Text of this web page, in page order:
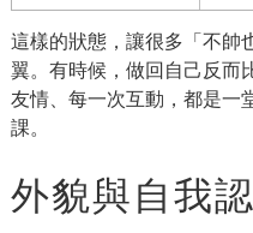
這樣的狀態，讓很多「不帥
翼。有時候，做回自己反而
友情、每一次互動，都是一
課。
外貌與自我